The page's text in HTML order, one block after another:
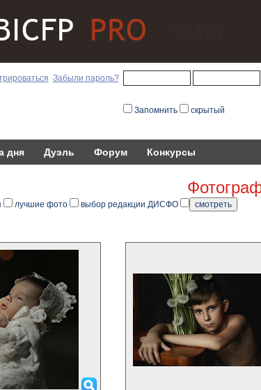
Забыли пароль?
Запомнить скрытый
дня Дуэль Форум Конкурсы
лучшие фото выбор редакции ДИСФО